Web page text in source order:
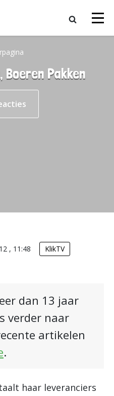
Pakken
, 11:48 KlikTV
dan 13 jaar
verder naar
artikelen
.
haar leveranciers